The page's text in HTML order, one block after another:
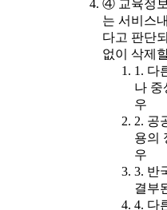
④ 교육정
는 서비스
다고 판단
없이 삭제
1. 다
나 중
우
2. 공
용의
우
3. 반
결부
4. 다